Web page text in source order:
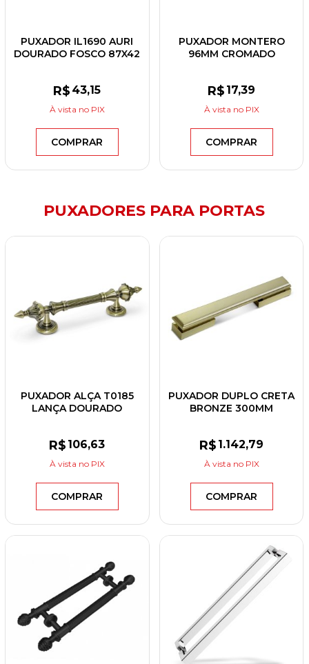
PUXADOR IL1690 AURI
DOURADO FOSCO 87X42
R$ 43,15
À vista no PIX
COMPRAR
PUXADOR MONTERO
96MM CROMADO
R$ 17,39
À vista no PIX
COMPRAR
PUXADORES PARA PORTAS
PUXADOR ALÇA T0185
LANÇA DOURADO
R$ 106,63
À vista no PIX
COMPRAR
PUXADOR DUPLO CRETA
BRONZE 300MM
R$ 1.142,79
À vista no PIX
COMPRAR